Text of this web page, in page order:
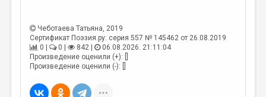
ЛИТЕРАТУРОВЕДЕНИЕ
КУЛЬТУРОВЕДЕНИЕ
ПУБЛИЦИСТИКА
РЕЦЕНЗИРОВАНИЕ
Чеботаева Татьяна, 2019
Сертификат Поэзия.ру: серия 557 № 145462 от 26.08.2019
0 |
0 | 842 |
06.08.2026. 21:11:04
Произведение оценили (+): []
Произведение оценили (-): []